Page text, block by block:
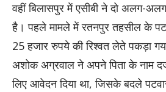
​वहीं बिलासपुर में एसीबी ने दो अलग-अलग
है। पहले मामले में रतनपुर तहसील के
25 हजार रुपये की रिश्वत लेते पकड़ा
अशोक अग्रवाल ने अपने पिता के नाम
लिए आवेदन दिया था, जिसके बदले